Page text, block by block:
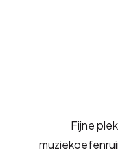
Fijne